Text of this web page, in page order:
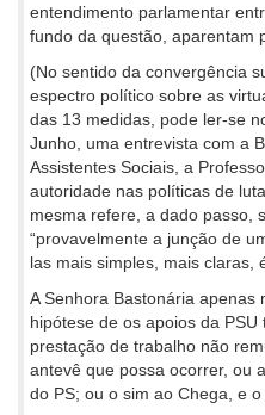
entendimento parlamentar
fundo da questão, aparentam
(No sentido da convergência
espectro político sobre as
das 13 medidas, pode ler-se
Junho, uma entrevista com a
Assistentes Sociais, a
autoridade nas políticas de
mesma refere, a dado passo,
“provavelmente a junção de
las mais simples, mais claras,
A Senhora Bastonária apenas
hipótese de os apoios da
prestação de trabalho não
antevê que possa ocorrer, ou
do PS; ou o sim ao Chega, e